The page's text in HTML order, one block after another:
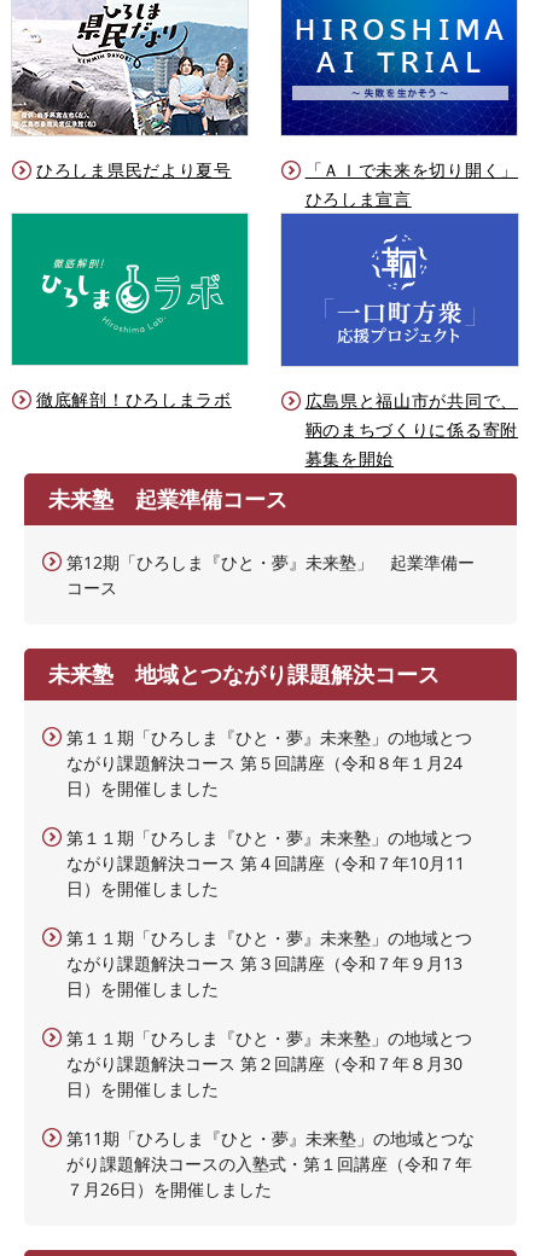
ひろしま県民だより夏号
「ＡＩで未来を切り開く」
ひろしま宣言
徹底解剖！ひろしまラボ
広島県と福山市が共同で、
鞆のまちづくりに係る寄附
募集を開始
未来塾 起業準備コース
第12期「ひろしま『ひと・夢』未来塾」 起業準備ー
コース
未来塾 地域とつながり課題解決コース
第１１期「ひろしま『ひと・夢』未来塾」の地域とつ
ながり課題解決コース 第５回講座（令和８年１月24
日）を開催しました
第１１期「ひろしま『ひと・夢』未来塾」の地域とつ
ながり課題解決コース 第４回講座（令和７年10月11
日）を開催しました
第１１期「ひろしま『ひと・夢』未来塾」の地域とつ
ながり課題解決コース 第３回講座（令和７年９月13
日）を開催しました
第１１期「ひろしま『ひと・夢』未来塾」の地域とつ
ながり課題解決コース 第２回講座（令和７年８月30
日）を開催しました
第11期「ひろしま『ひと・夢』未来塾」の地域とつな
がり課題解決コースの入塾式・第１回講座（令和７年
７月26日）を開催しました